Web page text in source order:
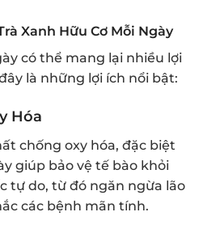
Xanh Hữu Cơ Mỗi Ngày
có thể mang lại nhiều lợi
là những lợi ích nổi bật:
Hóa
chống oxy hóa, đặc biệt
giúp bảo vệ tế bào khỏi
tự do, từ đó ngăn ngừa lão
các bệnh mãn tính.